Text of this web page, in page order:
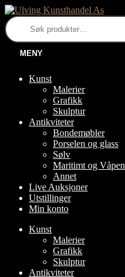
Hopp
til
navigasjon
Hopp
til
innhold
Søk
etter:
MENY
Kunst
Malerier
Grafikk
Skulptur
Antikviteter
Bondemøbler
Porselen og glass
Sølv
Maritimt og Våpen
Annet
Live Auksjoner
Utstillinger
Min konto
Kunst
Malerier
Grafikk
Skulptur
Antikviteter